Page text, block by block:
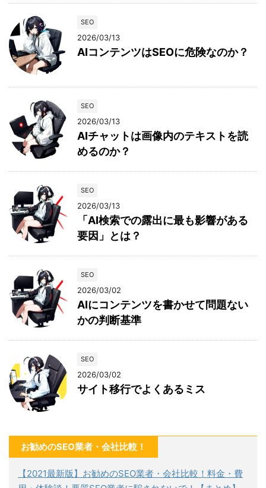
SEO
2026/03/13
AIコンテンツはSEOに危険なのか？
SEO
2026/03/13
AIチャットは画像内のテキストを読
めるのか？
SEO
2026/03/13
「AI検索での露出に最も影響がある
要因」とは？
SEO
2026/03/02
AIにコンテンツを書かせて問題ない
かの判断基準
SEO
2026/03/02
サイト移行でよくあるミス
お勧めのSEO業者・会社比較！
【2021最新版】お勧めのSEO業者・会社比較！料金・費